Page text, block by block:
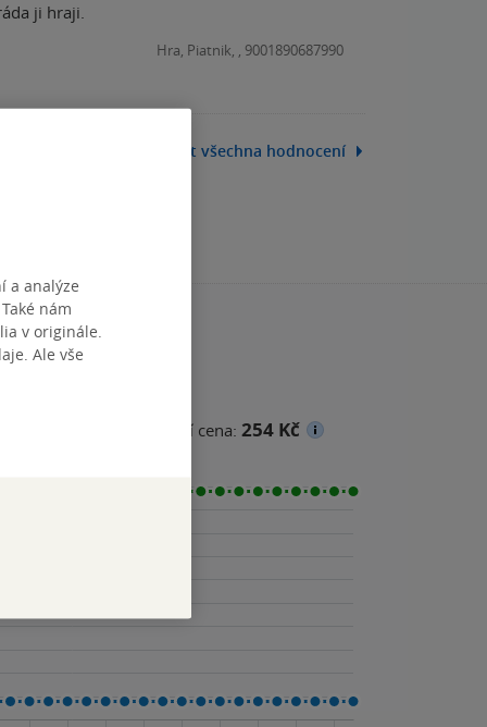
ji hraji.
Hra, Piatnik, , 9001890687990
Zobrazit všechna hodnocení
Minimální prodejní cena: 254 Kč
a analýze
nám
v originále.
Ale vše